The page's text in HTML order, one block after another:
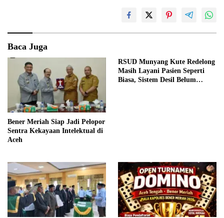
Baca Juga
Bener Meriah Siap Jadi Pelopor
Sentra Kekayaan Intelektual di
Aceh
RSUD Munyang Kute Redelong
Masih Layani Pasien Seperti
Biasa, Sistem Desil Belum